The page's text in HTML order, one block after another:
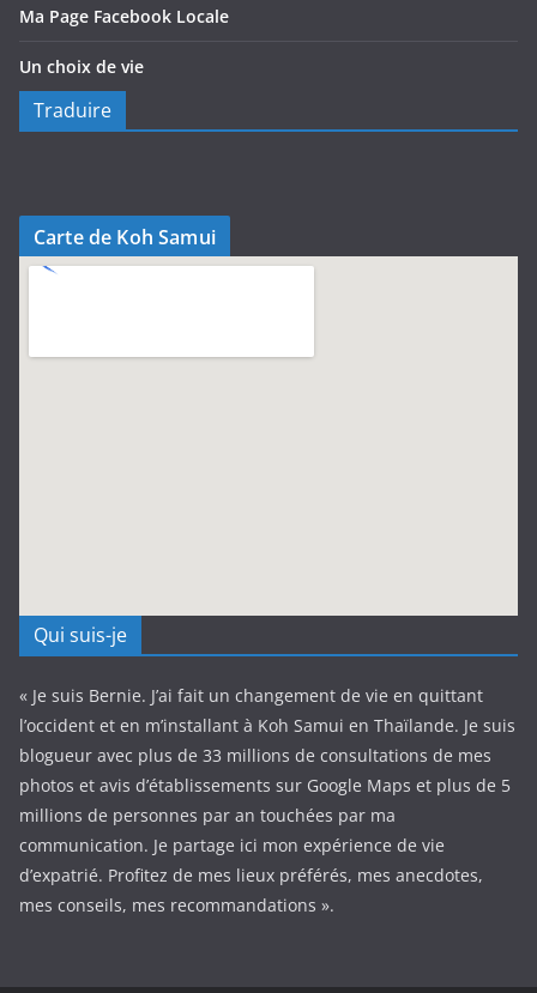
Ma Page Facebook Locale
Un choix de vie
Traduire
Carte de Koh Samui
Qui suis-je
« Je suis Bernie. J’ai fait un changement de vie en quittant
l’occident et en m’installant à Koh Samui en Thaïlande. Je suis
blogueur avec plus de 33 millions de consultations de mes
photos et avis d’établissements sur Google Maps et plus de 5
millions de personnes par an touchées par ma
communication. Je partage ici mon expérience de vie
d’expatrié. Profitez de mes lieux préférés, mes anecdotes,
mes conseils, mes recommandations ».